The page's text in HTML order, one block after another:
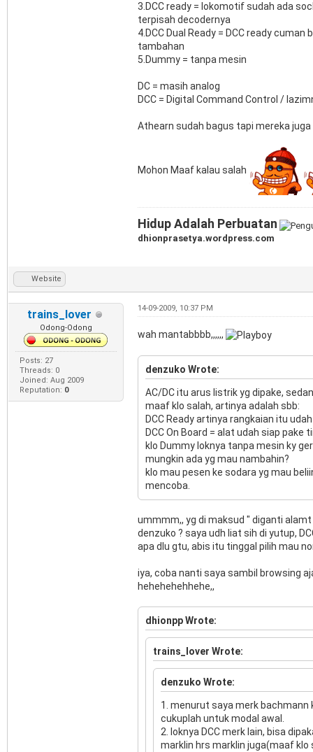
3.DCC ready = lokomotif sudah ada
terpisah decodernya
4.DCC Dual Ready = DCC ready
tambahan
5.Dummy = tanpa mesin
DC = masih analog
DCC = Digital Command Control /
Athearn sudah bagus tapi mereka
Mohon Maaf kalau salah
Hidup Adalah Perbuatan
dhionprasetya.wordpress.com
Website
trains_lover
Odong-Odong
Posts: 27
Threads: 0
Joined: Aug 2009
Reputation: 0
14-09-2009, 10:37 PM
wah mantabbbb,,,,,,
denzuko Wrote:
AC/DC itu arus listrik yg dipake,
maaf klo salah, artinya adalah sbb:
DCC Ready artinya rangkaian itu
DCC On Board = alat udah siap pake
klo Dummy loknya tanpa mesin ky
mungkin ada yg mau nambahin?
klo mau pesen ke sodara yg mau
mencoba.
ummmm,, yg di maksud " diganti
denzuko ? saya udh liat sih di yutup,
apa dlu gtu, abis itu tinggal pilih mau
iya, coba nanti saya sambil browsing
hehehehehhehe,,
dhionpp Wrote:
trains_lover Wrote:
denzuko Wrote:
1. menurut saya merk bachmann
cukuplah untuk modal awal.
2. loknya DCC merk lain, bisa
marklin hrs marklin juga(maaf klo